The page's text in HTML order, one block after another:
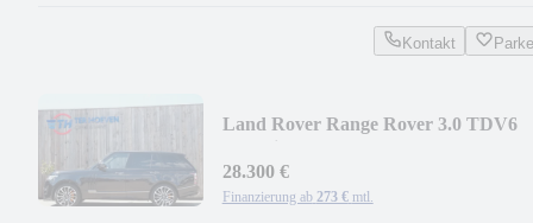
Kontakt
Land Rover Range Rover 3.0 TDV6
28.300 €
Finanzierung ab 273 € mtl.